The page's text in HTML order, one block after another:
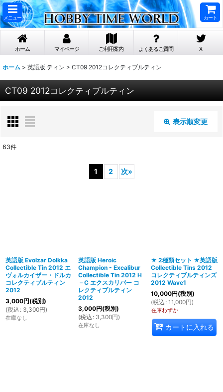
メニュー カート
ホーム マイページ ご利用案内 よくあるご質問 X
ホーム > 英語版 ティン > CT09 2012コレクティブルティン
CT09 2012コレクティブルティン
表示順変更
63件
1 2 次»
英語版 Evolzar Dolkka
Collectible Tin 2012 エ
ヴォルカイザー・ドルカ
コレクティブルティン
2012
3,000円(税別)
(税込 : 3,300円)
在庫なし
英語版 Heroic
Champion - Excalibur
Collectible Tin 2012 H
－C エクスカリバー コ
レクティブルティン
2012
3,000円(税別)
(税込 : 3,300円)
在庫なし
★ 2種類セット ★英語版
Collectible Tins 2012
コレクティブルティンズ
2012 Wave1
10,000円(税別)
(税込 : 11,000円)
在庫わずか
カートに入れる